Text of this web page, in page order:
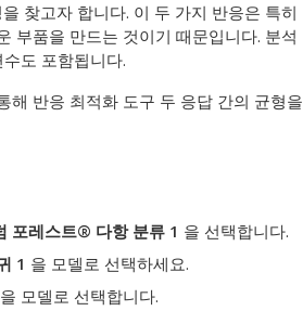
찾고자 합니다. 이 두 가지 반응은 특히
부품을 만드는 것이기 때문입니다. 분석
도 포함됩니다.
해 반응 최적화 도구 두 응답 간의 균형을
포레스트® 다항 분류 1 을 선택합니다.
1 을 모델로 선택하세요.
을 모델로 선택합니다.